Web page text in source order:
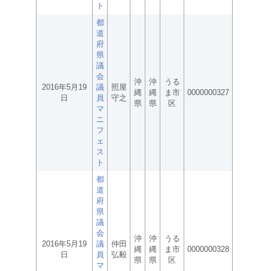
ト
2016年5月19
日
都
道
府
県
議
会
議
員
マ
ニ
フ
ェ
ス
ト
照屋
守之
沖
縄
県
沖
縄
県
うる
ま市
区
0000000327
2016年5月19
日
都
道
府
県
議
会
議
員
マ
仲田
弘毅
沖
縄
県
沖
縄
県
うる
ま市
区
0000000328